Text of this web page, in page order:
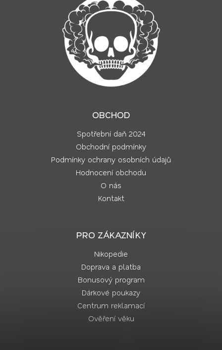
OBCHOD
Spotřební daň 2024
Obchodní podmínky
Podmínky ochrany osobních údajů
Hodnocení obchodu
O nás
Kontakt
PRO ZÁKAZNÍKY
Nikopedie
Doprava a platba
Bonusový program
Dárkové poukazy
Centrum reklamací
Ověření věku